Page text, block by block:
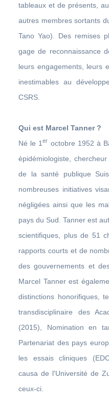
tableaux et de présents,
autres membres sortants
Tano Yao). Des remises
gage de reconnaissance
leurs engagements, leurs
inestimables au
CSRS.
Qui est Marcel Tanner ?
Né le 1er octobre 1952 à
épidémiologiste,
de la santé publique
nombreuses initiatives
négligées ainsi que les
pays du Sud. Tanner est
scientifiques, plus de 51
rapports courts et de
des gouvernements et
Marcel Tanner est
distinctions honorifiques,
transdisciplinaire des
(2015), Nomination en
Partenariat des pays
les essais cliniques
causa de l'Université de
ceux-ci.